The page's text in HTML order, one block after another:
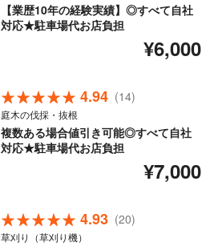
【業歴10年の経験実績】◎すべて自社
対応★駐車場代お店負担
¥6,000
4.94 (14)
庭木の伐採・抜根
複数ある場合値引き可能◎すべて自社
対応★駐車場代お店負担
¥7,000
4.93 (20)
草刈り（草刈り機）